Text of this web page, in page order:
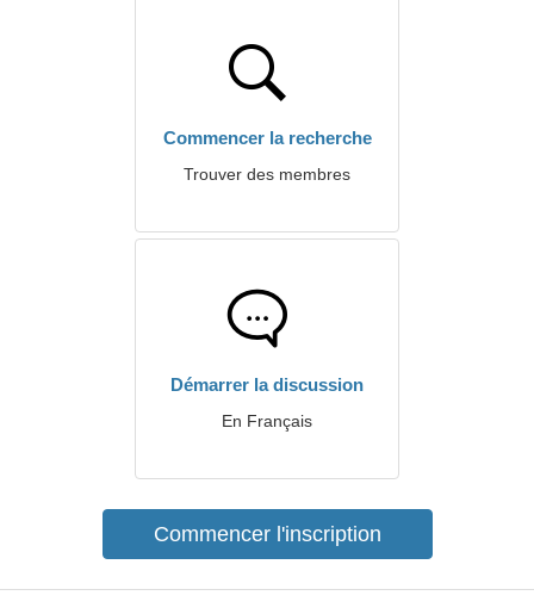
Commencer la recherche
Trouver des membres
Démarrer la discussion
En Français
Commencer l'inscription